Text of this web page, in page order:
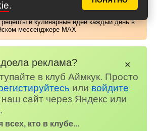
. в Макс
и кулинарные идеи каждый день в
мессенджере MAX
реклама?
в клуб Аймкук. Просто
или войдите
сайт через Яндекс или
всех, кто в клубе...
✕